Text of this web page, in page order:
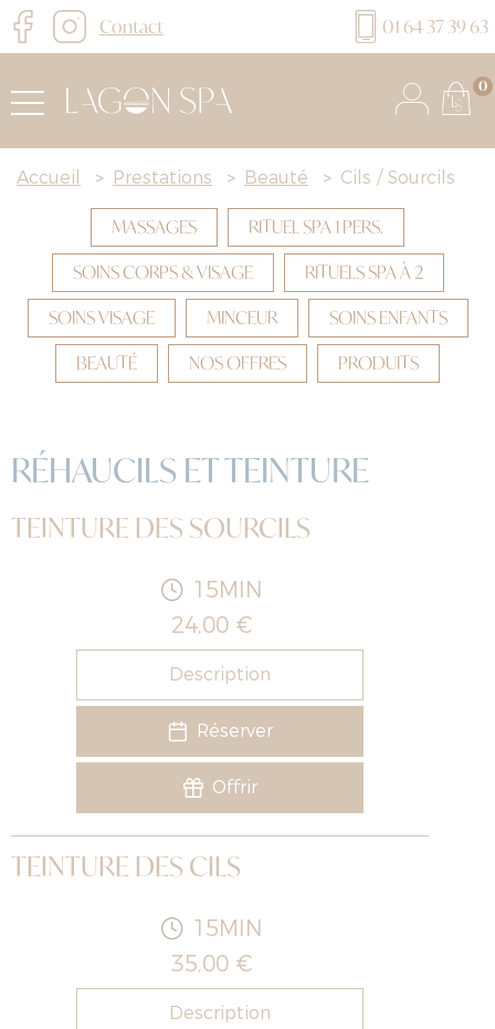
Contact 01 64 37 39 63
0
Accueil > Prestations > Beauté > Cils / Sourcils
MASSAGES
RITUEL SPA 1 PERS.
SOINS CORPS & VISAGE
RITUELS SPA À 2
SOINS VISAGE
MINCEUR
SOINS ENFANTS
BEAUTÉ
NOS OFFRES PRODUITS
RÉHAUCILS ET TEINTURE
TEINTURE DES SOURCILS
15MIN
24,00 €
Description
Réserver
Offrir
TEINTURE DES CILS
15MIN
35,00 €
Description